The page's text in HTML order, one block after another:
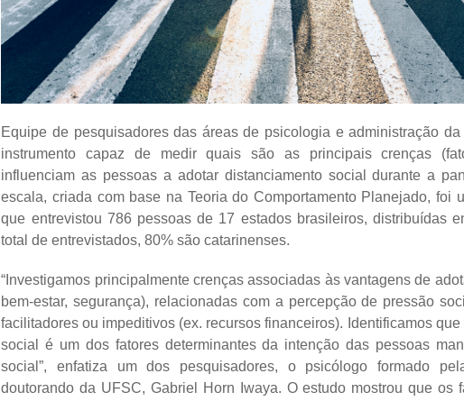
Equipe de pesquisadores das áreas de psicologia e administração da
instrumento capaz de medir quais são as principais crenças
influenciam as pessoas a adotar distanciamento social durante a
escala, criada com base na Teoria do Comportamento Planejado, foi
que entrevistou 786 pessoas de 17 estados brasileiros, distribuídas
total de entrevistados, 80% são catarinenses.
“Investigamos principalmente crenças associadas às vantagens de
bem-estar, segurança), relacionadas com a percepção de pressão
facilitadores ou impeditivos (ex. recursos financeiros). Identificamos
social é um dos fatores determinantes da intenção das pessoas
social”, enfatiza um dos pesquisadores, o psicólogo formado
doutorando da UFSC, Gabriel Horn Iwaya. O estudo mostrou que os